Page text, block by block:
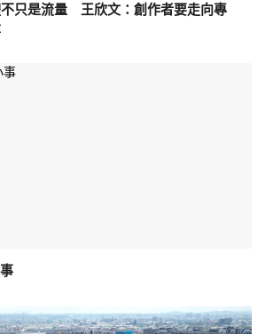
不只是流量 王欣文：創作者要走向專